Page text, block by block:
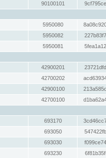
90100101
5950080
5950082
5950081
42900201
42700202
42900100
42700100
693170
693050
693030
693230